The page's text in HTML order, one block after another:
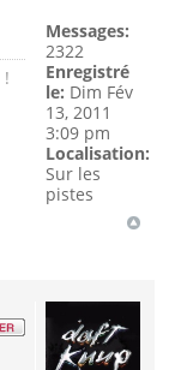
!
Messages:
2322
Enregistré
le: Dim Fév
13, 2011
3:09 pm
Localisation:
Sur les
pistes